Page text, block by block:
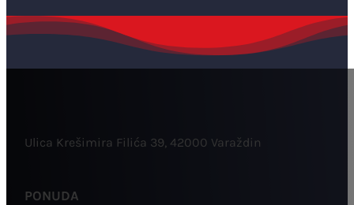
Ulica Krešimira Filića 39, 42000 Varaždin
PONUDA